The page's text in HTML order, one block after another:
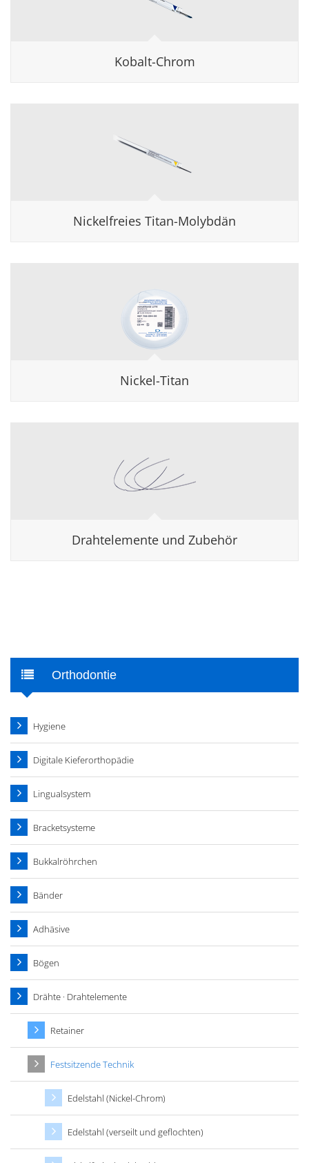
Kobalt-Chrom
Nickelfreies Titan-Molybdän
Nickel-Titan
Drahtelemente und Zubehör
Orthodontie
Hygiene
Digitale Kieferorthopädie
Lingualsystem
Bracketsysteme
Bukkalröhrchen
Bänder
Adhäsive
Bögen
Drähte · Drahtelemente
Retainer
Festsitzende Technik
Edelstahl (Nickel-Chrom)
Edelstahl (verseilt und geflochten)